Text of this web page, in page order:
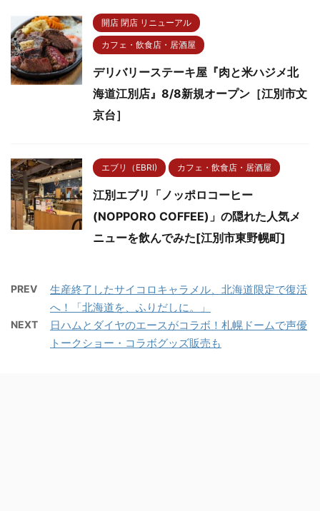
開店 閉店 リニューアル
カフェ・飲食店・居酒屋
デリバリーステーキ屋『肉と米ハジメ北
海道江別店』8/8新規オープン［江別市文
京台］
エブリ（EBRI) カフェ・飲食店・居酒屋
江別エブリ「ノッポロコーヒー
(NOPPORO COFFEE)」の隠れた人気メ
ニューを飲んでみた[江別市東野幌町]
PREV
生産終了したサイコロキャラメル、北海道限定で復活
へ！「北海道を、ふりだしに。」
NEXT
日ハムとダイヤのエースがコラボ！札幌ドームで声優
トークショー・コラボグッズ販売も